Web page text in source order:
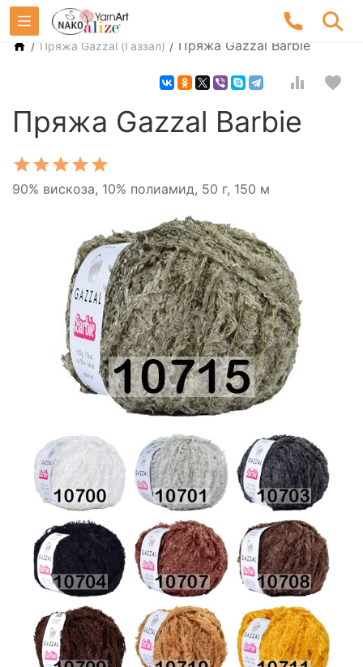
/ Пряжа Gazzal (Газзал) / Пряжа Gazzal Barbie
Пряжа Gazzal Barbie
90% вискоза, 10% полиамид, 50 г, 150 м